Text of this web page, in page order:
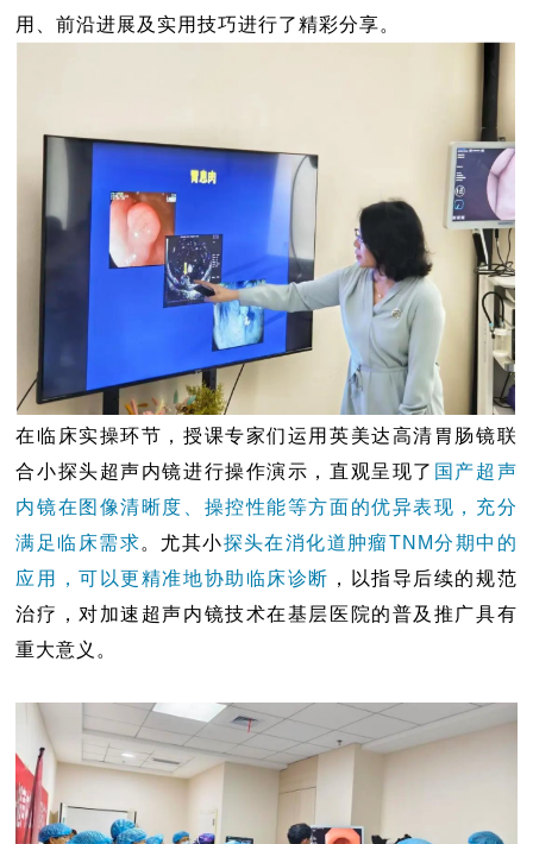
用、前沿进展及实用技巧进行了精彩分享。
在临床实操环节，授课专家们运用英美达高清胃肠镜联
合小探头超声内镜进行操作演示，直观呈现了 国产超声
内镜在图像清晰度、操控性能等方面的优异表现，充分
满足临床需求。尤其小探头在消化道肿瘤TNM分期中的
应用，可以更精准地协助临床诊断 ，以指导后续的规范
治疗，对加速超声内镜技术在基层医院的普及推广具有
重大意义。